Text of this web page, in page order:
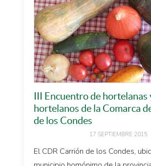
III Encuentro de hortelanas
hortelanos de la Comarca
de los Condes
17 SEPTIEMBRE 2015
El CDR Carrión de los Condes,